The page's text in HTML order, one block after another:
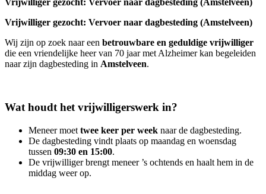
Vrijwilliger gezocht: Vervoer naar dagbesteding (Amstelveen)
Vrijwilliger gezocht: Vervoer naar dagbesteding (Amstelveen)
Wij zijn op zoek naar een betrouwbare en geduldige vrijwilliger
die een vriendelijke heer van 70 jaar met Alzheimer kan begeleiden
naar zijn dagbesteding in Amstelveen.
Wat houdt het vrijwilligerswerk in?
Meneer moet twee keer per week naar de dagbesteding.
De dagbesteding vindt plaats op maandag en woensdag
tussen 09:30 en 15:00.
De vrijwilliger brengt meneer ’s ochtends en haalt hem in de
middag weer op.